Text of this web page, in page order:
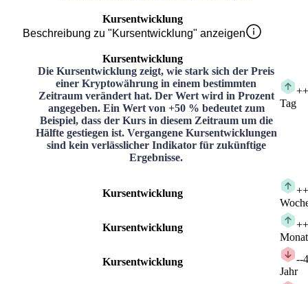
Kursentwicklung
Beschreibung zu "Kursentwicklung" anzeigen
Kursentwicklung
Die Kursentwicklung zeigt, wie stark sich der Preis
einer Kryptowährung in einem bestimmten
Zeitraum verändert hat. Der Wert wird in Prozent
angegeben. Ein Wert von +50 % bedeutet zum
Beispiel, dass der Kurs in diesem Zeitraum um die
Hälfte gestiegen ist. Vergangene Kursentwicklungen
sind kein verlässlicher Indikator für zukünftige
Ergebnisse.
+
Tag
Kursentwicklung +
Kursentwicklung +
Monat
Kursentwicklung --
Jahr